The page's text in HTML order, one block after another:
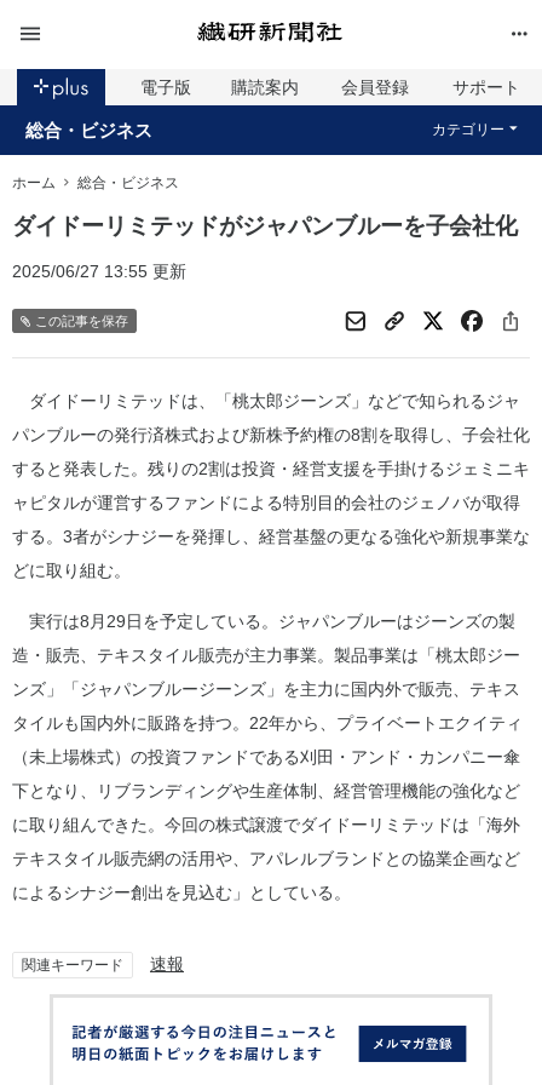
電子版 購読案内 会員登録 サポート
総合・ビジネス カテゴリー
ホーム 総合・ビジネス
ダイドーリミテッドがジャパンブルーを子会社化
2025/06/27 13:55 更新
この記事を保存
ダイドーリミテッドは、「桃太郎ジーンズ」などで知られるジャ
パンブルーの発行済株式および新株予約権の8割を取得し、子会社化
すると発表した。残りの2割は投資・経営支援を手掛けるジェミニキ
ャピタルが運営するファンドによる特別目的会社のジェノバが取得
する。3者がシナジーを発揮し、経営基盤の更なる強化や新規事業な
どに取り組む。
実行は8月29日を予定している。ジャパンブルーはジーンズの製
造・販売、テキスタイル販売が主力事業。製品事業は「桃太郎ジー
ンズ」「ジャパンブルージーンズ」を主力に国内外で販売、テキス
タイルも国内外に販路を持つ。22年から、プライベートエクイティ
（未上場株式）の投資ファンドである刈田・アンド・カンパニー傘
下となり、リブランディングや生産体制、経営管理機能の強化など
に取り組んできた。今回の株式譲渡でダイドーリミテッドは「海外
テキスタイル販売網の活用や、アパレルブランドとの協業企画など
によるシナジー創出を見込む」としている。
関連キーワード 速報